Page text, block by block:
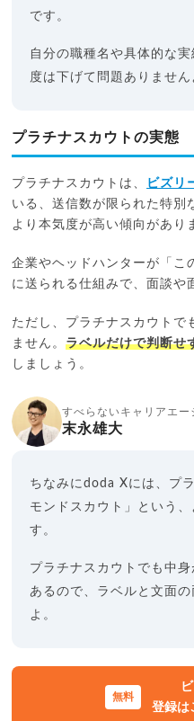
です。
自分の職種名や具体的な
度は下げて問題ありません
プラチナスカウトの実態
プラチナスカウトは、 ビズリ
いる、送信数が限られた特別
より本気度が高い傾向があり
企業やヘッドハンターが「こ
に送られる仕組みで、面談や
ただし、プラチナスカウトで
ません。ラベルだけで判断せ
しましょう。
すべらないキャリアエー
末永雄大
ちなみにdoda Xには、プ
モンドスカウト」という
す。
プラチナスカウトでも中
あるので、ラベルと文面
よ。
登録は